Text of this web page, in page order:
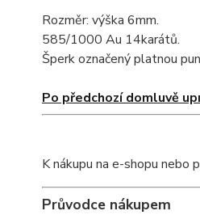
Rozměr: výška 6mm.
585/1000 Au 14karátů.
Šperk označený platnou
Po předchozí domluvě
K nákupu na e-shopu nebo
Průvodce nákupem